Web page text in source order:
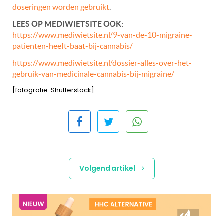
doseringen worden gebruikt.
LEES OP MEDIWIETSITE OOK:
https://www.mediwietsite.nl/9-van-de-10-migraine-
patienten-heeft-baat-bij-cannabis/
https://www.mediwietsite.nl/dossier-alles-over-het-
gebruik-van-medicinale-cannabis-bij-migraine/
[fotografie: Shutterstock]
Volgend artikel